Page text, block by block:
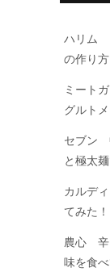
ハリム
の作り
ミート
グルト
セブン
と極太
カルデ
てみた！
農心 辛
味を食